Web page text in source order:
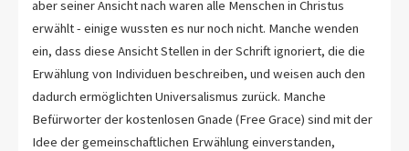
aber seiner Ansicht nach waren alle Menschen in Christus
erwählt - einige wussten es nur noch nicht. Manche wenden
ein, dass diese Ansicht Stellen in der Schrift ignoriert, die die
Erwählung von Individuen beschreiben, und weisen auch den
dadurch ermöglichten Universalismus zurück. Manche
Befürworter der kostenlosen Gnade (Free Grace) sind mit der
Idee der gemeinschaftlichen Erwählung einverstanden,